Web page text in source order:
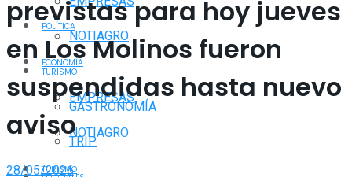
NOTIAGRO
TURISMO
GASTRONOMÍA
TRIP
POLÍTICA
ECONOMÍA
EMPRESAS
NOTIAGRO
TURISMO
previstas para hoy jueves
en Los Molinos fueron
suspendidas hasta nuevo
aviso
28/05/2026